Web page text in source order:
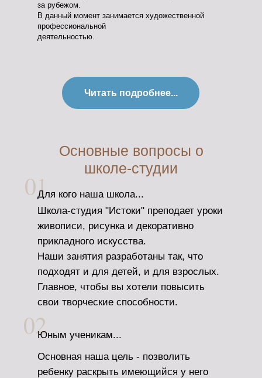
за рубежом.
В данный момент занимается художественной
профессиональной
деятельностью.
Читать подробнее...
Основные вопросы о
школе-студии
Школа-студия "Истоки" преподает уроки
живописи, рисунка и декоративно
прикладного искусства.
Наши занятия разработаны так, что
подходят и для детей, и для взрослых.
Главное, чтобы вы хотели повысить
свои творческие способности.
01
02
Для кого наша школа...
Юным ученикам...
Основная наша цель - позволить
ребенку раскрыть имеющийся у него